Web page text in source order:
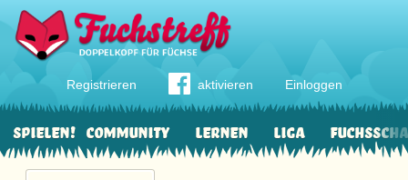
Registrieren aktivieren Einloggen
Community Lernen Liga
Spielen!